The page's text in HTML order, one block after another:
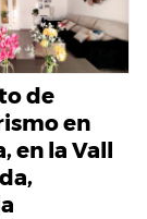
de
en
en la Vall